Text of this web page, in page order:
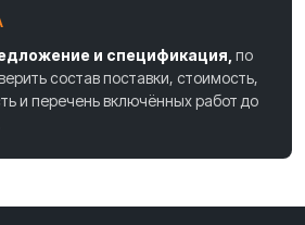
и спецификация, по
состав поставки, стоимость,
и перечень включённых работ до